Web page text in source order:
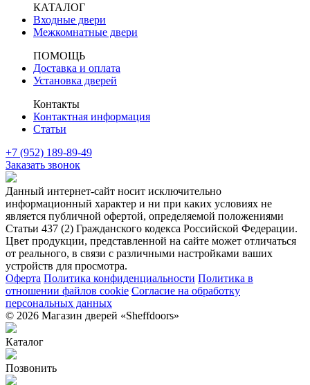
КАТАЛОГ
Входные двери
Межкомнатные двери
ПОМОЩЬ
Доставка и оплата
Установка дверей
Контакты
Контактная информация
Статьи
+7 (952) 189-89-49
Заказать звонок
Данный интернет-сайт носит исключительно
информационный характер и ни при каких условиях не
является публичной офертой, определяемой положениями
Статьи 437 (2) Гражданского кодекса Российской Федерации.
Цвет продукции, представленной на сайте может отличаться
от реального, в связи с различными настройками ваших
устройств для просмотра.
Оферта Политика конфиденциальности Политика в
отношении файлов cookie Согласие на обработку
персональных данных
© 2026 Магазин дверей «Sheffdoors»
Каталог
Позвонить